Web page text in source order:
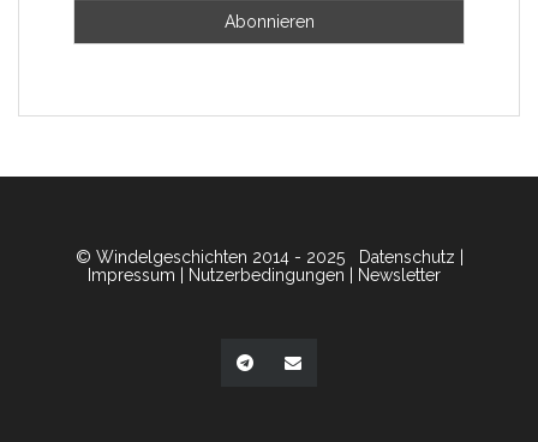
© Windelgeschichten 2014 - 2025 Datenschutz
Impressum
Nutzerbedingungen Newsletter